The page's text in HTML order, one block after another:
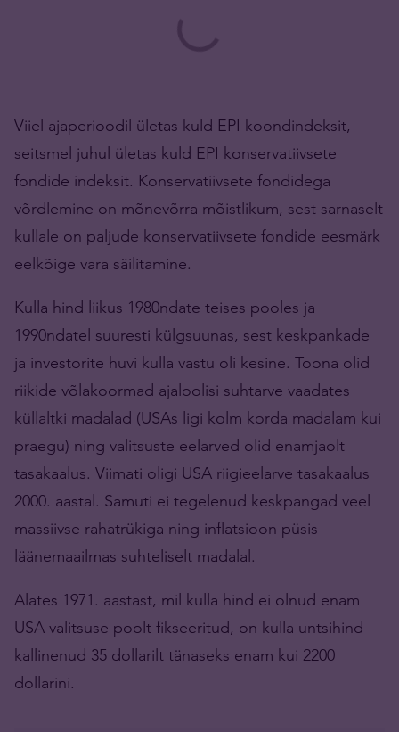
Viiel ajaperioodil ületas kuld EPI koondindeksit,
seitsmel juhul ületas kuld EPI konservatiivsete
fondide indeksit. Konservatiivsete fondidega
võrdlemine on mõnevõrra mõistlikum, sest sarnaselt
kullale on paljude konservatiivsete fondide eesmärk
eelkõige vara säilitamine.
Kulla hind liikus 1980ndate teises pooles ja
1990ndatel suuresti külgsuunas, sest keskpankade
ja investorite huvi kulla vastu oli kesine. Toona olid
riikide võlakoormad ajaloolisi suhtarve vaadates
küllaltki madalad (USAs ligi kolm korda madalam kui
praegu) ning valitsuste eelarved olid enamjaolt
tasakaalus. Viimati oligi USA riigieelarve tasakaalus
2000. aastal. Samuti ei tegelenud keskpangad veel
massiivse rahatrükiga ning inflatsioon püsis
läänemaailmas suhteliselt madalal.
Alates 1971. aastast, mil kulla hind ei olnud enam
USA valitsuse poolt fikseeritud, on kulla untsihind
kallinenud 35 dollarilt tänaseks enam kui 2200
dollarini.